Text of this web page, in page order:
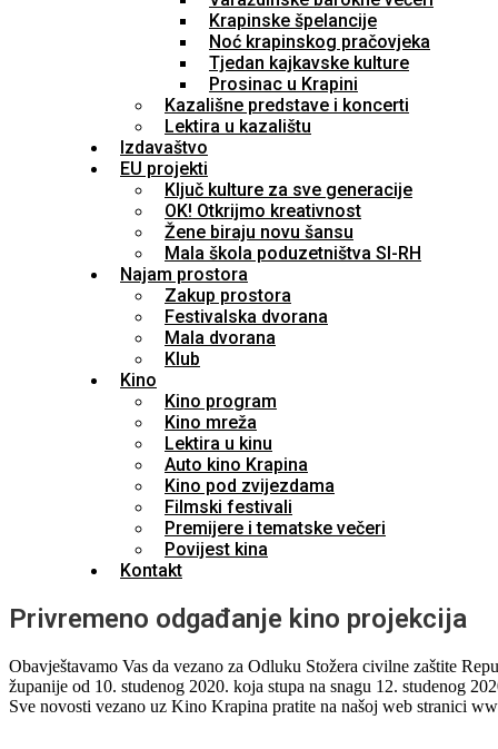
Krapinske špelancije
Noć krapinskog pračovjeka
Tjedan kajkavske kulture
Prosinac u Krapini
Kazališne predstave i koncerti
Lektira u kazalištu
Izdavaštvo
EU projekti
Ključ kulture za sve generacije
OK! Otkrijmo kreativnost
Žene biraju novu šansu
Mala škola poduzetništva SI-RH
Najam prostora
Zakup prostora
Festivalska dvorana
Mala dvorana
Klub
Kino
Kino program
Kino mreža
Lektira u kinu
Auto kino Krapina
Kino pod zvijezdama
Filmski festivali
Premijere i tematske večeri
Povijest kina
Kontakt
Privremeno odgađanje kino projekcija
Obavještavamo Vas da vezano za Odluku Stožera civilne zaštite
županije od 10. studenog 2020. koja stupa na snagu 12. studenog
Sve novosti vezano uz Kino Krapina pratite na našoj web stranici